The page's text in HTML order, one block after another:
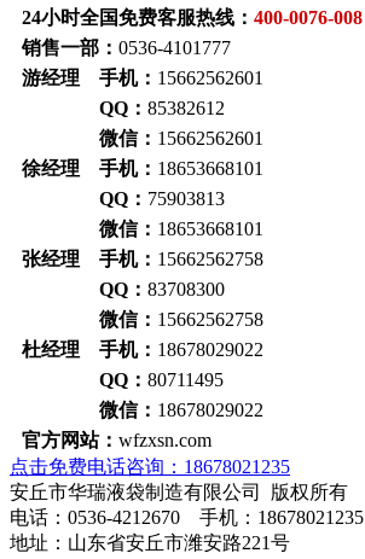
24小时全国免费客服热线： 400-0076-008
销售一部： 0536-4101777
游经理 手机： 15662562601
QQ： 85382612
微信： 15662562601
徐经理 手机： 18653668101
QQ： 75903813
微信： 18653668101
张经理 手机： 15662562758
QQ： 83708300
微信： 15662562758
杜经理 手机： 18678029022
QQ： 80711495
微信： 18678029022
官方网站： wfzxsn.com
点击免费电话咨询：18678021235
安丘市华瑞液袋制造有限公司 版权所有
电话：0536-4212670 手机：18678021235
地址：山东省安丘市潍安路221号